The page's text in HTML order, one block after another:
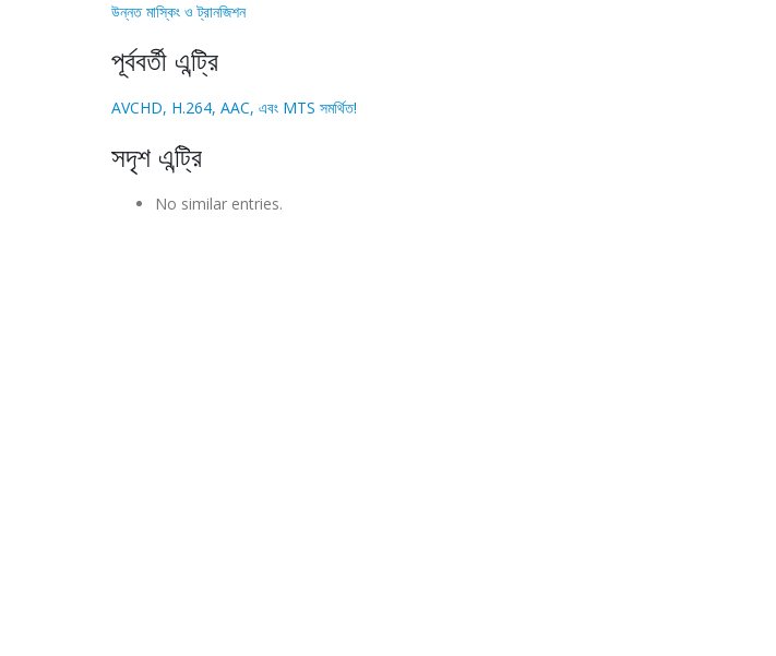
উন্নত মাস্কিং ও ট্রানজিশন
পূর্ববর্তী এন্ট্রি
AVCHD, H.264, AAC, এবং MTS সমর্থিত!
সদৃশ এন্ট্রি
No similar entries.